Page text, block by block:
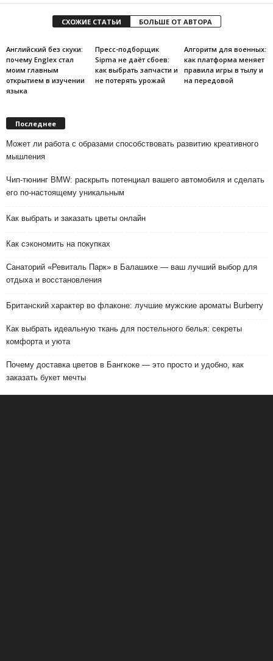
СХОЖИЕ СТАТЬИ БОЛЬШЕ ОТ АВТОРА
Английский без скуки:
почему Englex стал
моим главным
открытием в изучении
языка
Пресс-подборщик
Sipma не даёт сбоев:
как выбрать запчасти и
не потерять урожай
Алгоритм для военных:
как платформа меняет
правила игры в тылу и
на передовой
Последнее
Может ли работа с образами способствовать развитию креативного
мышления
Чип-тюнинг BMW: раскрыть потенциал вашего автомобиля и сделать
его по-настоящему уникальным
Как выбрать и заказать цветы онлайн
Как сэкономить на покупках
Санаторий «Ревиталь Парк» в Балашихе — ваш лучший выбор для
отдыха и восстановления
Британский характер во флаконе: лучшие мужские ароматы Burberry
Как выбрать идеальную ткань для постельного белья: секреты
комфорта и уюта
Почему доставка цветов в Бангкоке — это просто и удобно, как
заказать букет мечты